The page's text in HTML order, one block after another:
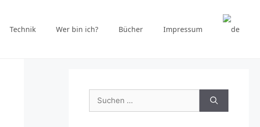
Technik Wer bin ich? Bücher Impressum
Suchen
nach: